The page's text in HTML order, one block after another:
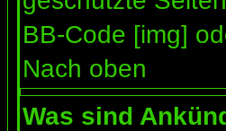
BB-Code [img]
Nach oben
Was sind